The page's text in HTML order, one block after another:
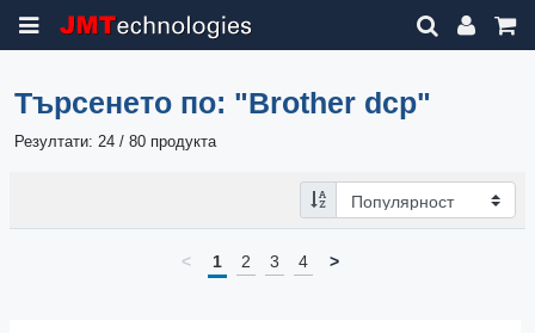
Търсенето по: "Brother dcp"
Резултати: 24 / 80 продукта
< 1 2 3 4 >